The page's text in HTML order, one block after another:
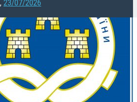
, 23/07/2026